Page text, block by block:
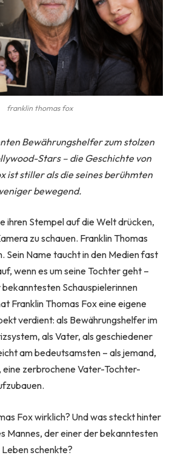
franklin thomas fox
Bewährungshelfer zum stolzen
Stars – die Geschichte von
ist stiller als die seines berühmten
bewegend.
ihren Stempel auf die Welt drücken,
zu schauen. Franklin Thomas
Sein Name taucht in den Medien fast
wenn es um seine Tochter geht –
Schauspielerinnen
Franklin Thomas Fox eine eigene
verdient: als Bewährungshelfer im
als Vater, als geschiedener
am bedeutsamsten – als jemand,
zerbrochene Vater-Tochter-
Fox wirklich? Und was steckt hinter
Mannes, der einer der bekanntesten
schenkte?